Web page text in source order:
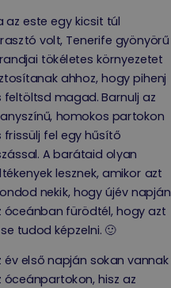
az este egy kicsit túl
volt, Tenerife gyönyörű
tökéletes környezetet
ahhoz, hogy pihenj
feltöltsd magad. Barnulj az
homokos partokon
frissülj fel egy hűsítő
A barátaid olyan
lesznek, amikor azt
nekik, hogy újév napján
óceánban fürödtél, hogy azt
tudod képzelni. 🙂
év első napján sokan vannak
óceánpartokon, hisz az